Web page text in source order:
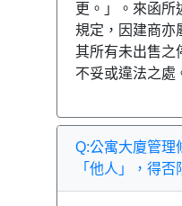
更。」。來函所
規定，因建商亦
其所有未出售之
不妥或違法之處
Q:公寓大廈管理
「他人」，得